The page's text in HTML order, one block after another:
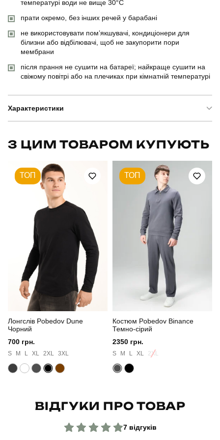
температурі води не вище 30°C
прати окремо, без інших речей у барабані
не використовувати пом’якшувачі, кондиціонери для
білизни або відбілювачі, щоб не закупорити пори
мембрани
після прання не сушити на батареї; найкраще сушити на
свіжому повітрі або на плечиках при кімнатній температурі
Характеристики
Вид штани
Призначення для повсякденного носіння
повсякденний
Сезон
Колір
Матеріал софтшел
Склад тканини
Країна - виробник
З ЦИМ ТОВАРОМ КУПУЮТЬ
ТОП
Лонгслів Pobedov Dune
Чорний
700 грн.
S M L XL 2XL 3XL
ТОП
Костюм Pobedov Binance
Темно-сірий
2350 грн.
S M L XL 2XL
ВІДГУКИ ПРО ТОВАР
7 відгуків